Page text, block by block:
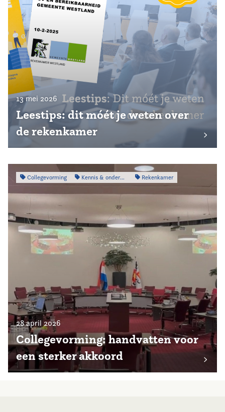
13 mei 2026
Leestips: dit móét je weten over
de rekenkamer
Collegevorming Kennis & onderzoek Rekenkamer
28 april 2026
Collegevorming: handvatten voor
een sterker akkoord